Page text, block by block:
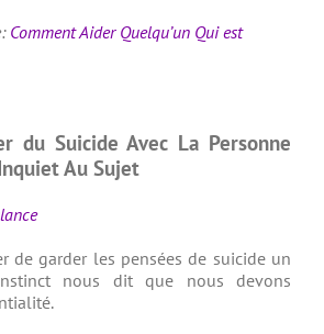
Comment Aider Quelqu’un Qui est
du Suicide Avec La Personne
Au Sujet
de garder les pensées de suicide un
nous dit que nous devons